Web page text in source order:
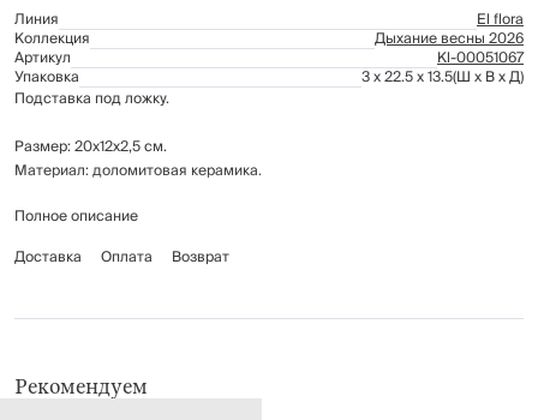
Линия
El flora
Коллекция Дыхание весны 2026
Артикул Kl-00051067
Упаковка 3 x 22.5 x 13.5(Ш x В x Д)
Подставка под ложку.
Размер: 20х12х2,5 см.
Материал: доломитовая керамика.
Рекомендуется мыть вручную с применением мягких моющих средств.
губки.
Полное описание
Доставка
Оплата Возврат
Рекомендуем